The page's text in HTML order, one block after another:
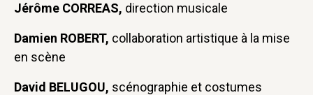
Jérôme CORREAS, direction musicale
Damien ROBERT, collaboration artistique à la mise
en scène
David BELUGOU, scénographie et costumes